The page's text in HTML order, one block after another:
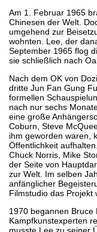
Am 1. Februar 1965
Chinesen der Welt.
umgehend zur
wohnten. Lee, der
September 1965 flog
sie schließlich nach
Nach dem OK von
dritte Jun Fan Gung
formellen
nach nur sechs
eine große
Coburn, Steve
ihm geworden waren,
Öffentlichkeit
Chuck Norris, Mike
der Seite von
zur Welt. Im selben
anfänglicher
Filmstudio das Projekt
1970 begannen
Kampfkunstexperten